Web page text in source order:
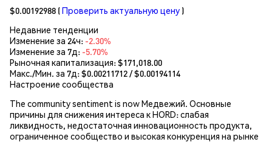
$0.00192988 (Проверить актуальную цену )
Недавние тенденции
Изменение за 24ч: -2.30%
Изменение за 7д: -5.70%
Рыночная капитализация:$171,018.00
Макс./Мин. за 7д: $0.00211712/ $0.00194114
Настроение сообщества
The community sentiment is now Медвежий. Основные
причины для снижения интереса к HORD: слабая
ликвидность, недостаточная инновационность продукта,
ограниченное сообщество и высокая конкуренция на рынке